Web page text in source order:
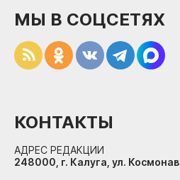
МЫ В СОЦСЕТЯХ
КОНТАКТЫ
АДРЕС РЕДАКЦИИ
248000, г. Калуга, ул.